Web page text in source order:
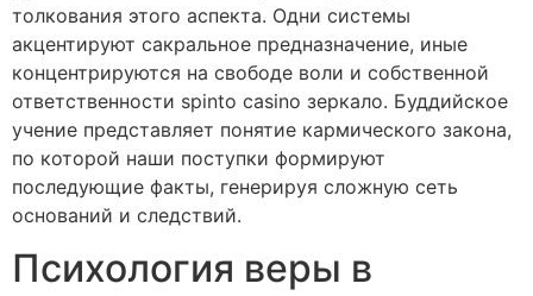
толкования этого аспекта. Одни системы
акцентируют сакральное предназначение, иные
концентрируются на свободе воли и собственной
ответственности spinto casino зеркало. Буддийское
учение представляет понятие кармического закона,
по которой наши поступки формируют
последующие факты, генерируя сложную сеть
оснований и следствий.
Психология веры в